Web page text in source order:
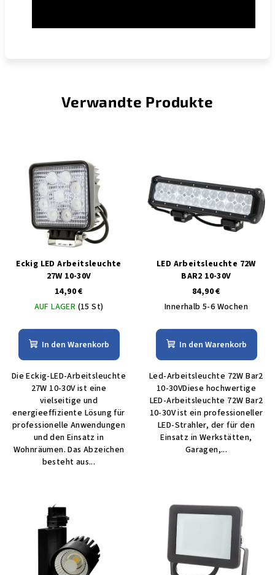
Verwandte Produkte
Eckig LED Arbeitsleuchte
27W 10-30V
14,90 €
AUF LAGER (15 St)
In den Warenkorb
Die Eckig-LED-Arbeitsleuchte
27W 10-30V ist eine
vielseitige und
energieeffiziente Lösung für
professionelle Anwendungen
und den Einsatz in
Wohnräumen. Das Abzeichen
besteht aus...
LED Arbeitsleuchte 72W
BAR2 10-30V
84,90 €
Innerhalb 5-6 Wochen
In den Warenkorb
Led-Arbeitsleuchte 72W Bar2
10-30VDiese hochwertige
LED-Arbeitsleuchte 72W Bar2
10-30V ist ein professioneller
LED-Strahler, der für den
Einsatz in Werkstätten,
Garagen,...